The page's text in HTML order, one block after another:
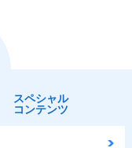
スペシャル
コンテンツ